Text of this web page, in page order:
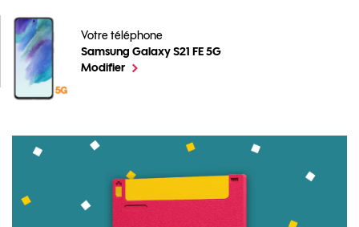
Votre téléphone
Samsung Galaxy S21 FE 5G
Toutes nos astuces en vidéo pour votre téléphone
Modifierle téléphone sélectionné